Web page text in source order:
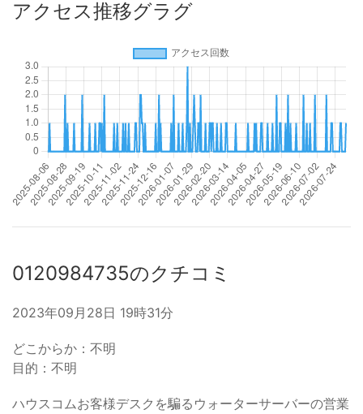
アクセス推移グラグ
0120984735のクチコミ
2023年09月28日 19時31分
どこからか：不明
目的：不明
ハウスコムお客様デスクを騙るウォーターサーバーの営業